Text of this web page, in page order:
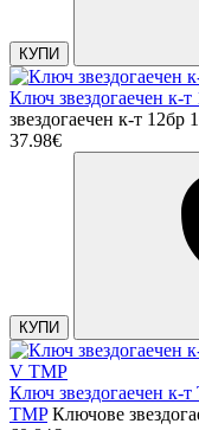
КУПИ
Ключ звездогаечен к-
звездогаечен к-т 12бр
37.98€
КУПИ
Ключ звездогаечен к-
TMP Ключове